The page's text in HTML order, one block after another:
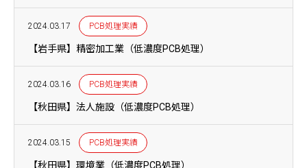
2024.03.17 PCB処理実績
【岩手県】精密加工業（低濃度PCB処理）
2024.03.16 PCB処理実績
【秋田県】法人施設（低濃度PCB処理）
2024.03.15 PCB処理実績
【秋田県】環境業（低濃度PCB処理）